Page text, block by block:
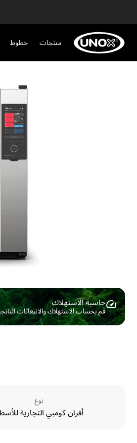
منتجات خطوط
حاسبة الاستهلاك ​
قم بحساب الاستهلاك والانبعاثات
نوع
أفران كومبي التجارية